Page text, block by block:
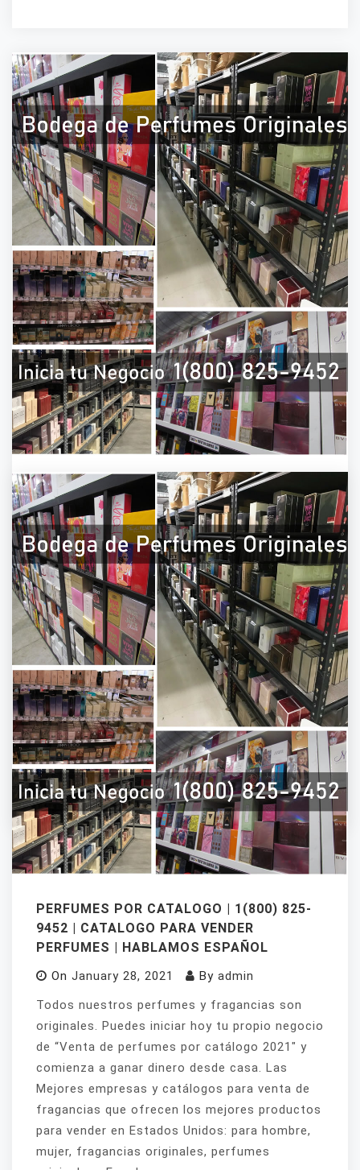
PERFUMES POR CATALOGO | 1(800) 825-
9452PERFUMES POR CATALOGO | 1(800)
825-9452PERFUMES POR CATALOGO |
1(800) 825-9452PERFUMES POR
CATALOGO | 1(800) 825-9452
OnMarch 30, 2021 Byadmin
Todos nuestros perfumes y fragancias son
originales. Puedes iniciar hoy tu propio negocio
de “Venta de perfumes por catálogo 2021″ y
comienza a ganar dinero desde casa. Las
Mejores empresas y catálogos para venta de
fragancias que ofrecen los mejores productos
para vender en Estados Unidos: para hombre,
mujer, fragancias originales, perfumes
originales, Eau de.
PERFUMES POR CATALOGO | 1(800) 825-
9452 | CATALOGO PARA VENDER
PERFUMES | HABLAMOS ESPAÑOL
On January 28, 2021 By admin
Todos nuestros perfumes y fragancias son
originales. Puedes iniciar hoy tu propio negocio
de “Venta de perfumes por catálogo 2021″ y
comienza a ganar dinero desde casa. Las
Mejores empresas y catálogos para venta de
fragancias que ofrecen los mejores productos
para vender en Estados Unidos: para hombre,
mujer, fragancias originales, perfumes